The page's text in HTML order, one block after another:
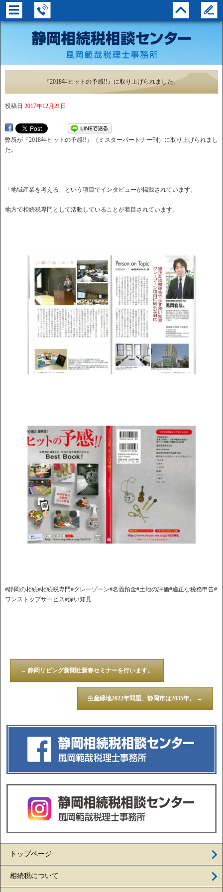
『2018年ヒットの予感!!』に取り上げられました。
投稿日 2017年12月21日
弊所が『2018年ヒットの予感!!』（ミスターパートナー刊）に取り上げられまし
た。
「地域産業を考える」という項目でインタビューが掲載されています。
地方で相続税専門として活動していることが着目されています。
#静岡の相続#相続税専門#グレーゾーン#名義預金#土地の評価#適正な税務申告#
ワンストップサービス#深い知見
← 静岡リビング新聞社新春セミナーを行います。
生産緑地2022年問題、静岡市は2035年。 →
トップページ
相続税について